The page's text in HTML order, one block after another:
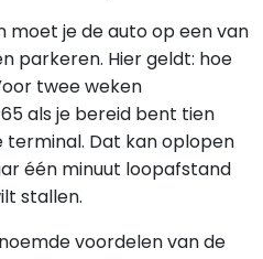
moet je de auto op een van
parkeren. Hier geldt: hoe
twee weken
als je bereid bent tien
Dat kan oplopen
één minuut loopafstand
stallen.
voordelen van de